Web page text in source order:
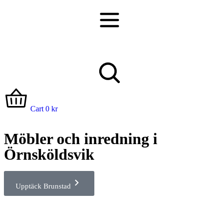
Cart 0 kr
Möbler och inredning i
Örnsköldsvik
Upptäck Brunstad